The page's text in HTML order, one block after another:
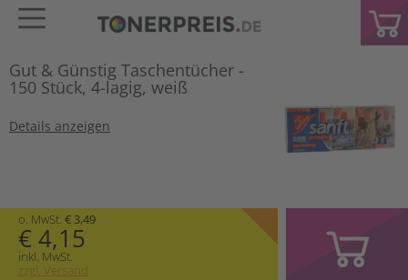
Gut & Günstig Taschentücher -
150 Stück, 4-lagig, weiß
Details anzeigen
o. MwSt. € 3,49
€ 4,15
inkl. MwSt.
zzgl. Versand